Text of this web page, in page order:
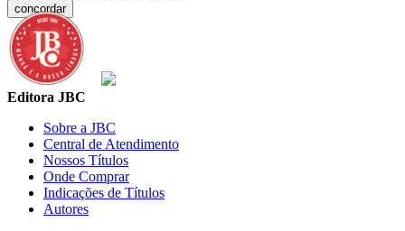
concordar
Editora JBC
Sobre a JBC
Central de Atendimento
Nossos Títulos
Onde Comprar
Indicações de Títulos
Autores